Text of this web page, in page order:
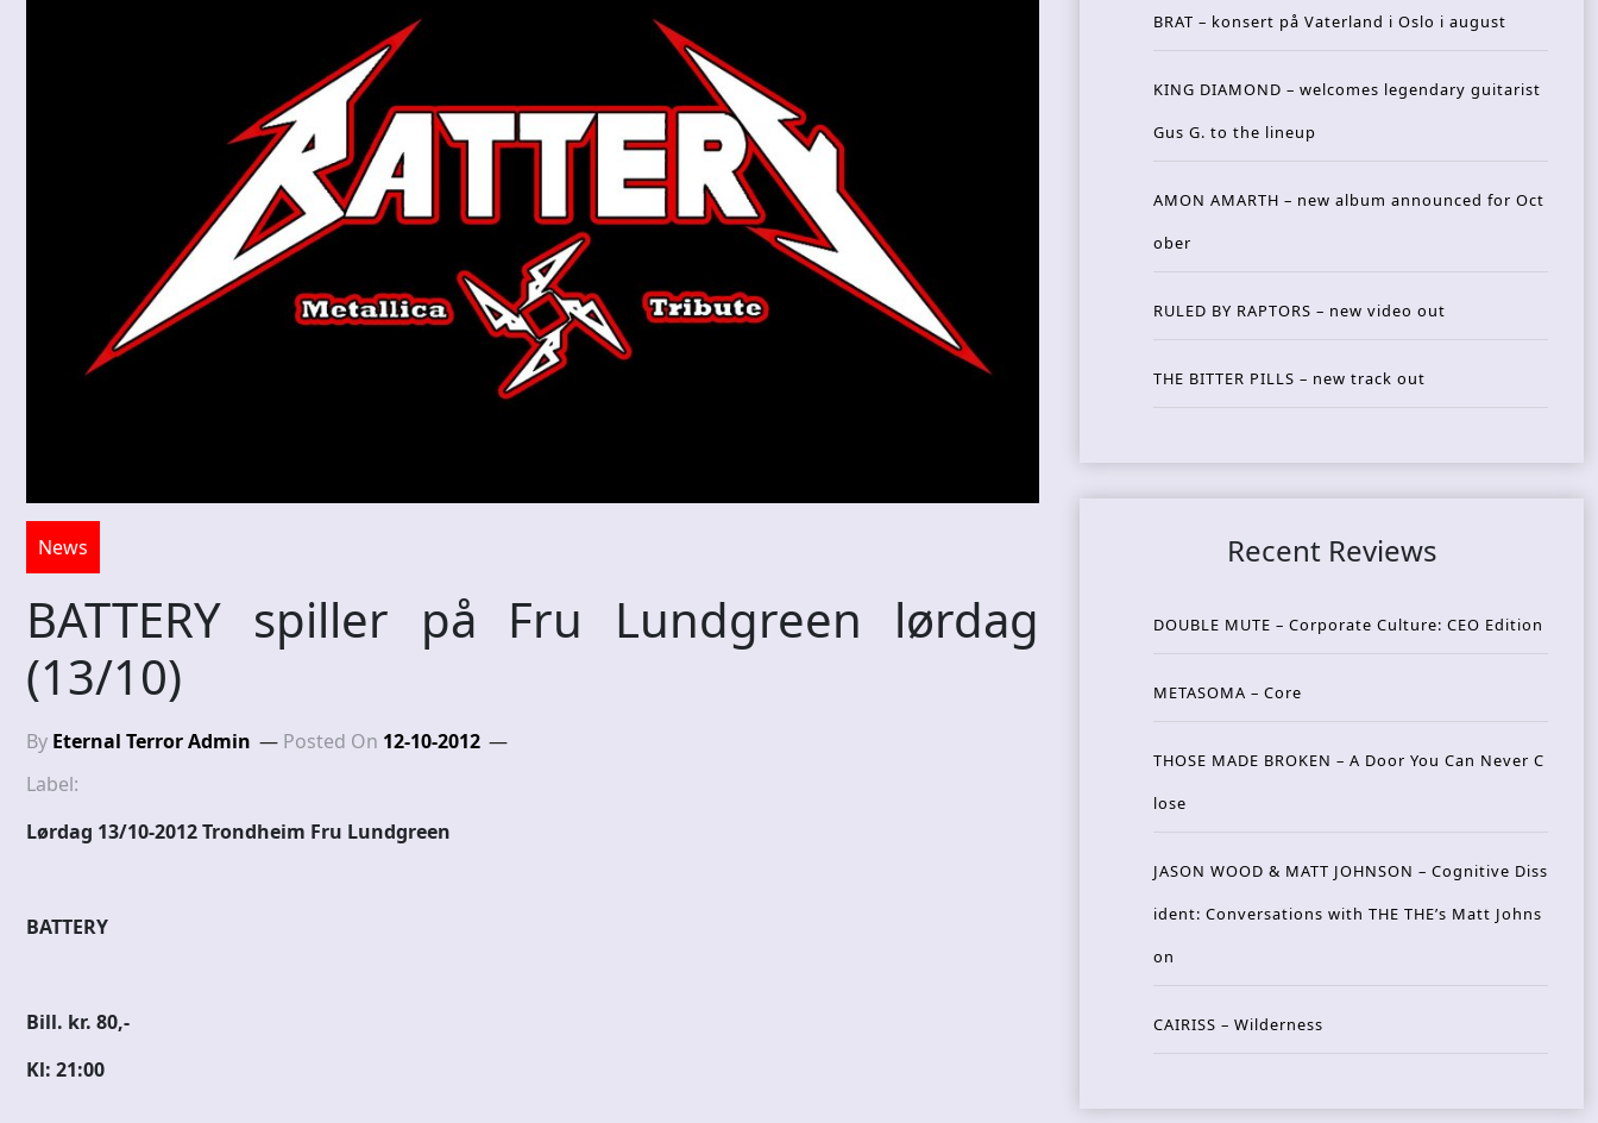
News
BATTERY spiller på Fru Lundgreen lørdag
(13/10)
By Eternal Terror Admin Posted On 12-10-2012
Label:
Lørdag 13/10-2012 Trondheim Fru Lundgreen
BATTERY
Bill. kr. 80,-
Kl: 21:00
BRAT – konsert på Vaterland i Oslo i august
KING DIAMOND – welcomes legendary guitarist
Gus G. to the lineup
AMON AMARTH – new album announced for Oct
ober
RULED BY RAPTORS – new video out
THE BITTER PILLS – new track out
Recent Reviews
DOUBLE MUTE – Corporate Culture: CEO Edition
METASOMA – Core
THOSE MADE BROKEN – A Door You Can Never C
lose
JASON WOOD & MATT JOHNSON – Cognitive Diss
ident: Conversations with THE THE’s Matt Johns
on
CAIRISS – Wilderness